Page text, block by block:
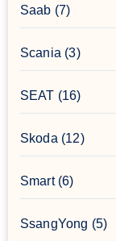
Saab (7)
Scania(3)
SEAT (16)
Skoda(12)
Smart(6)
SsangYong (5)